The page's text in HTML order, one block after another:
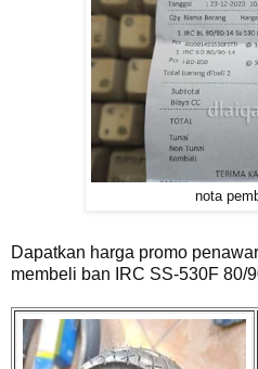
nota
Dapatkan harga promo
membeli ban IRC SS-530F 80/